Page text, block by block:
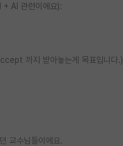
+ AI 관련이에요):
까지 받아놓는게 목표입니다.)
교수님들이에요.